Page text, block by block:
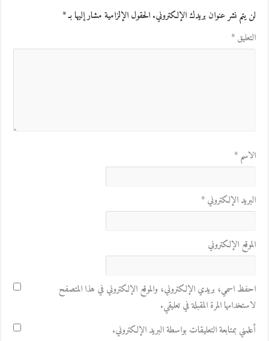
لن يتم نشر عنوان بريدك الإلكتروني.الحقول الإلزامية مشار إليها بـ*
التعليق*
الاسم*
البريد الإلكتروني*
الموقع الإلكتروني
احفظ اسمي، بريدي الإلكتروني، والموقع الإلكتروني في هذا المتصفح
لاستخدامها المرة المقبلة في تعليقي.
أعلمني بمتابعة التعليقات بواسطة البريد الإلكتروني.